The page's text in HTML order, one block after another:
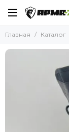
Обувь
Главная Каталог